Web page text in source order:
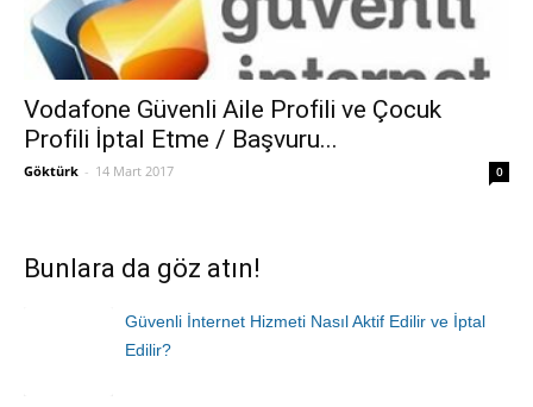
Vodafone Güvenli Aile Profili ve Çocuk
Profili İptal Etme / Başvuru...
Göktürk - 14 Mart 2017 0
Bunlara da göz atın!
Güvenli İnternet Hizmeti Nasıl Aktif Edilir ve İptal
Edilir?